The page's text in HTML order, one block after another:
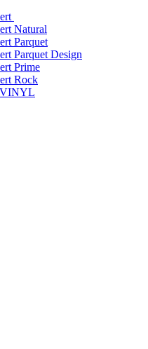
Natural
Parquet
Parquet Design
Prime
Rock